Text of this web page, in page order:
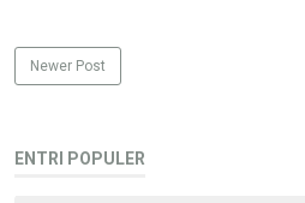
Newer Post
ENTRI POPULER